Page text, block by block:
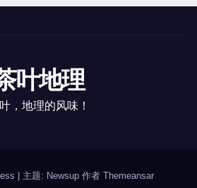
叶地理
，地理的风味！
主题: Newsup 作者 Themeansar